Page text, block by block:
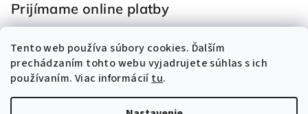
Tento web používa súbory cookies. Ďalším
prechádzaním tohto webu vyjadrujete súhlas s ich
používaním. Viac informáciítu.
Prijímame online platby